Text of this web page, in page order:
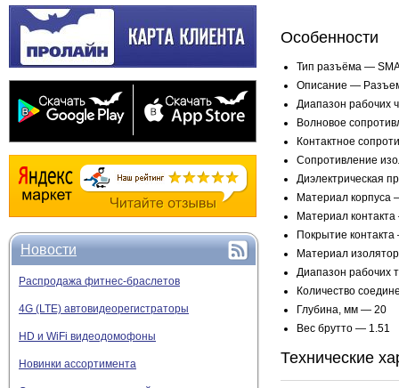
Новости
Распродажа фитнес-браслетов
4G (LTE) автовидеорегистраторы
HD и WiFi видеодомофоны
Новинки ассортимента
Особенности
Тип разъёма —
Описание —
Диапазон рабочих
Волновое
Контактное
Сопротивление
Диэлектрическая
Материал корпуса
Материал
Покрытие
Материал
Диапазон рабочих
Количество
Глубина, мм — 20
Вес брутто — 1.51
Технические